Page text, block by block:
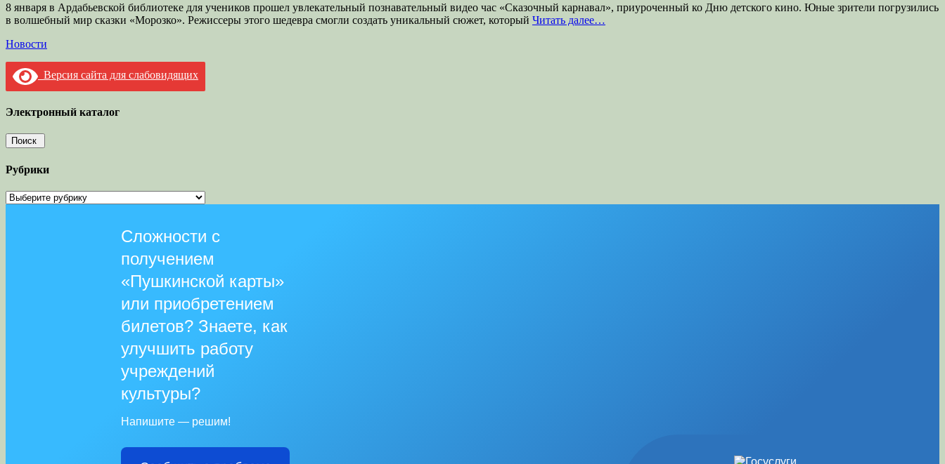
8 января в Ардабьевской библиотеке для учеников прошел увлекательный познавательный видео час «Сказочный карнавал», приуроченный ко Дню детского кино. Юные зрители погрузились
в волшебный мир сказки «Морозко». Режиссеры этого шедевра смогли создать уникальный сюжет, который Читать далее…
Категории
Новости
Версия сайта для слабовидящих
Электронный каталог
Рубрики
Рубрики
Сложности с
получением
«Пушкинской карты»
или приобретением
билетов? Знаете, как
улучшить работу
учреждений
культуры?
Напишите — решим!